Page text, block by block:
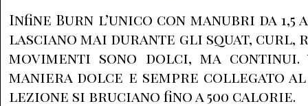
Infine Burn l’unico con manubri da 1,5
lasciano mai durante gli squat, curl,
movimenti sono dolci, ma
maniera dolce e sempre collegato al
lezione si bruciano fino a 500 calorie.